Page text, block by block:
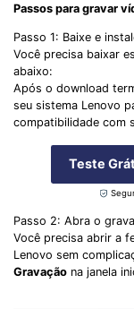
Passos para gravar
Passo 1: Baixe e
Você precisa baixar
abaixo:
Após o download
seu sistema Lenovo
compatibilidade com
Teste
Passo 2: Abra o
Você precisa abrir a
Lenovo sem
Gravação na janela